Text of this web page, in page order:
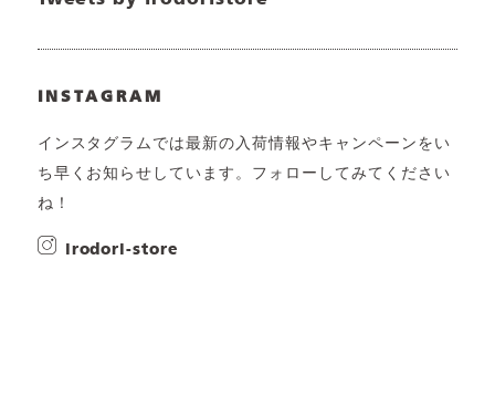
INSTAGRAM
インスタグラムでは最新の入荷情報やキャンペーンをい
ち早くお知らせしています。フォローしてみてください
ね！
irodori-store